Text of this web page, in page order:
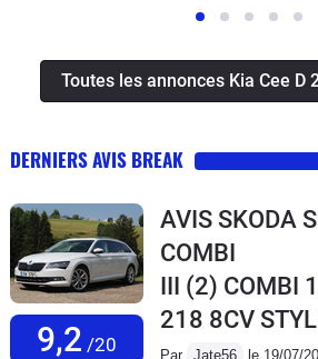
Toutes les annonces Kia Cee D
DERNIERS AVIS BREAK
9,2 /20
AVIS SKODA
COMBI
III (2) COMBI
218 8CV
Par Jate56 le 19/07/